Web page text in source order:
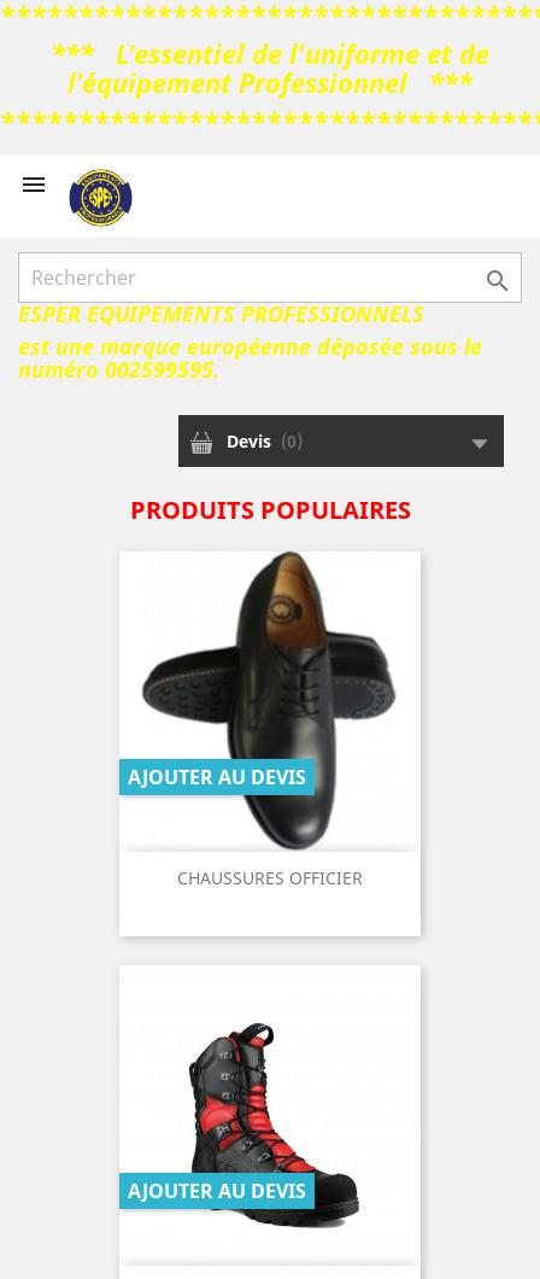
*** L'essentiel de l'uniforme et de
l'équipement Professionnel ***


ESPER EQUIPEMENTS PROFESSIONNELS
est une marque européenne déposée sous le
numéro 002599595.
Devis (0)
PRODUITS POPULAIRES
CHAUSSURES OFFICIER
AJOUTER AU DEVIS
AJOUTER AU DEVIS